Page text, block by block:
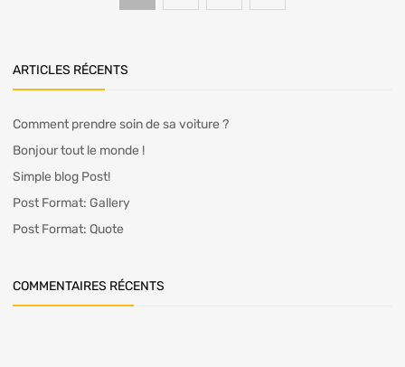
ARTICLES RÉCENTS
Comment prendre soin de sa voiture ?
Bonjour tout le monde !
Simple blog Post!
Post Format: Gallery
Post Format: Quote
COMMENTAIRES RÉCENTS